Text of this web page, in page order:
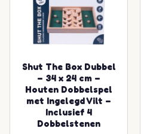
Shut The Box Dubbel
– 34 x 24 cm –
Houten Dobbelspel
met Ingelegd Vilt –
Inclusief 4
Dobbelstenen